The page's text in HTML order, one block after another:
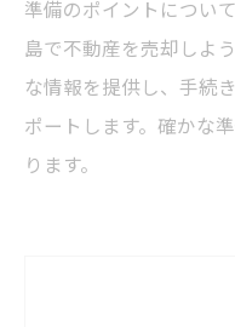
準備のポイントについ
島で不動産を売却しよ
な情報を提供し、手続
ポートします。確かな
ります。